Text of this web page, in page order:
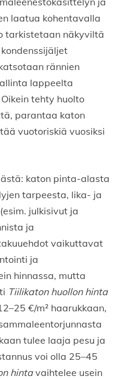
laatua kohentavalla
tarkistetaan näkyviltä
rännien
lappeelta
tehty huolto
parantaa katon
vuotoriskiä vuosiksi
katon pinta-alasta
tarpeesta, lika- ja
julkisivut ja
ja
vaikuttavat
ja
hinnassa, mutta
Tiilikaton huollon hinta
€/m² haarukkaan,
tulee laaja pesu ja
voi olla 25–45
hintavaihtelee usein